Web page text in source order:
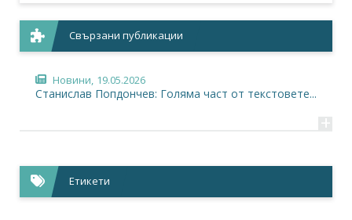
Свързани публикации
Новини, 19.05.2026
Станислав Попдончев: Голяма част от текстовете...
+
Етикети